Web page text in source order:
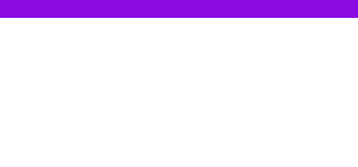
- معلم در دانشگاه‌های فرهنگیان و تربیت…